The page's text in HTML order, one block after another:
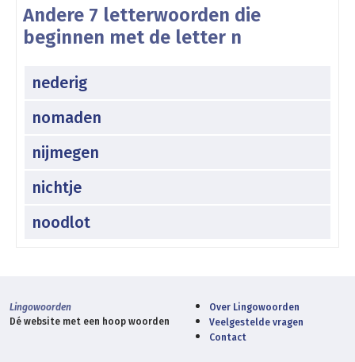
Andere 7 letterwoorden die
beginnen met de letter n
nederig
nomaden
nijmegen
nichtje
noodlot
Lingowoorden
Dé website met een hoop woorden
Over Lingowoorden
Veelgestelde vragen
Contact